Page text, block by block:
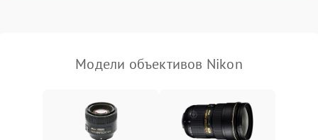
Модели объективов Nikon